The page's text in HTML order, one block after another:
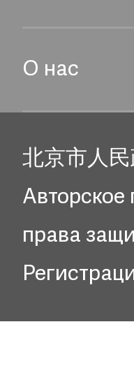
О нас
北京市人
Авторское
права